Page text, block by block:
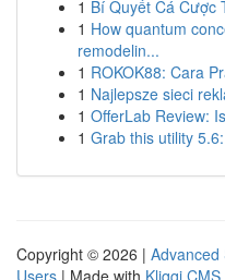
1 Bí Quyết Cá Cược
1 How quantum
remodelin...
1 ROKOK88: Cara
1 Najlepsze sieci
1 OfferLab Review:
1 Grab this utility
Copyright © 2026 | Advanced
Users | Made with Kliqqi CMS